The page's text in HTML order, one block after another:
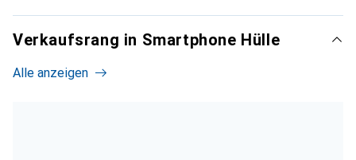
Verkaufsrang in Smartphone Hülle
Alle anzeigen